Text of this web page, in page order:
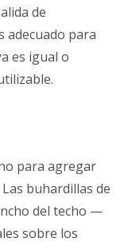
de
adecuado para
es igual o
para agregar
buhardillas de
del techo —
sobre los